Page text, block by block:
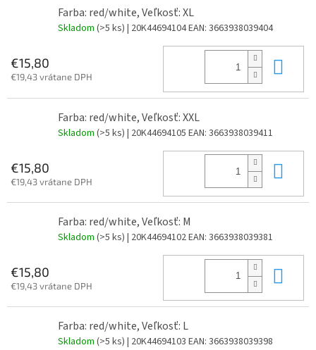
Farba: red/white, Veľkosť: XL
Skladom (>5 ks) | 20K44694104EAN: 3663938039404
€15,80
€19,43 vrátane DPH
Farba: red/white, Veľkosť: XXL
Skladom (>5 ks) | 20K44694105 EAN: 3663938039411
€15,80
€19,43 vrátane DPH
Farba: red/white, Veľkosť: M
Skladom (>5 ks) | 20K44694102EAN: 3663938039381
€15,80
€19,43 vrátane DPH
Farba: red/white, Veľkosť: L
Skladom (>5 ks) | 20K44694103 EAN: 3663938039398